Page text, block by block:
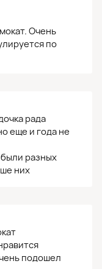
Очень
по
рада
еще и года не
разных
них
подошел